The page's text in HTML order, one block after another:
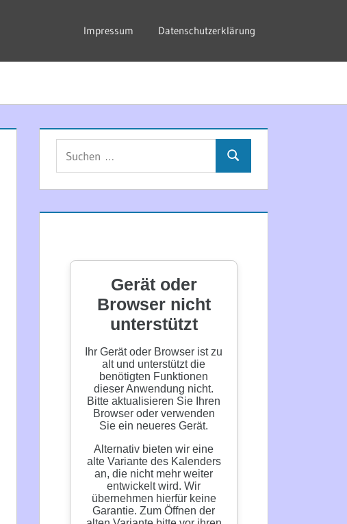
Impressum Datenschutzerklärung
Suchen